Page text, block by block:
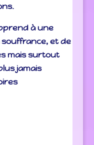
à une
et de
mais surtout
jamais